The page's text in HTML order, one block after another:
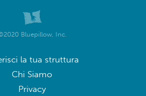
Bluepillow, Inc.
la tua struttura
Chi Siamo
Privacy